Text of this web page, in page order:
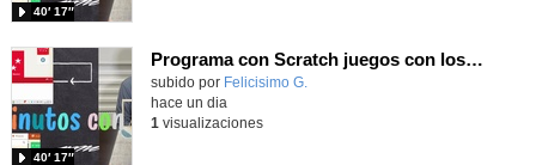
40′ 17″
Programa con Scratch juegos con los partidos del mundial 2026 ganados por España
Contenido educativo.
subido por Felicisimo G.
40′ 17″
hace un dia
1 visualizaciones